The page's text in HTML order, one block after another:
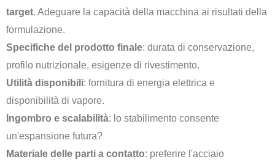
target. Adeguare la capacità della macchina ai risultati della
formulazione.
Specifiche del prodotto finale: durata di conservazione,
profilo nutrizionale, esigenze di rivestimento.
Utilità disponibili: fornitura di energia elettrica e
disponibilità di vapore.
Ingombro e scalabilità: lo stabilimento consente
un'espansione futura?
Materiale delle parti a contatto: preferire l'acciaio